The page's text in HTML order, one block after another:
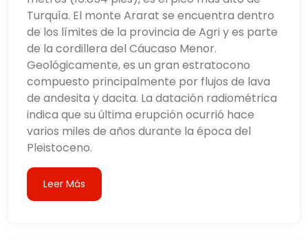
Turquía. El monte Ararat se encuentra dentro
de los límites de la provincia de Agri y es parte
de la cordillera del Cáucaso Menor.
Geológicamente, es un gran estratocono
compuesto principalmente por flujos de lava
de andesita y dacita. La datación radiométrica
indica que su última erupción ocurrió hace
varios miles de años durante la época del
Pleistoceno.
Leer Más